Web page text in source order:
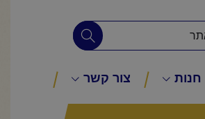
חנות צור קשר